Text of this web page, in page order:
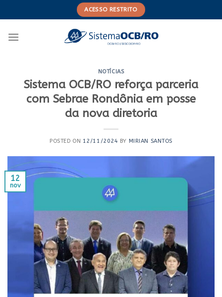
to
ACESSO RESTRITO
NOTÍCIAS
Sistema OCB/RO reforça parceria
com Sebrae Rondônia em posse
da nova diretoria
POSTED ON 12/11/2024 BY MIRIAN SANTOS
12
nov